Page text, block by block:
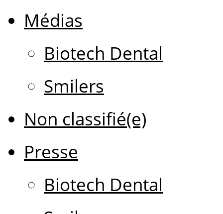
Médias
Biotech Dental
Smilers
Non classifié(e)
Presse
Biotech Dental